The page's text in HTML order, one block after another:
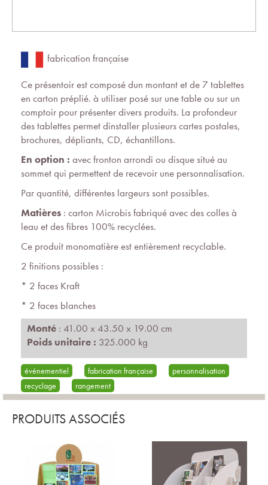
fabrication française
Ce présentoir est composé dun montant et de 7 tablettes
en carton préplié. à utiliser posé sur une table ou sur un
comptoir pour présenter divers produits. La profondeur
des tablettes permet dinstaller plusieurs cartes postales,
brochures, dépliants, CD, échantillons.
En option : avec fronton arrondi ou disque situé au
sommet qui permettent de recevoir une personnalisation.
Par quantité, différentes largeurs sont possibles.
Matières : carton Microbis fabriqué avec des colles à
leau et des fibres 100% recyclées.
Ce produit monomatière est entièrement recyclable.
2 finitions possibles :
* 2 faces Kraft
* 2 faces blanches
Monté : 41.00 x 43.50 x 19.00 cm
Poids unitaire : 325.000 kg
événementiel fabrication française
personnalisation
recyclage
rangement
PRODUITS ASSOCIÉS